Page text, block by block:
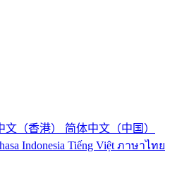
文（香港） 简体中文（中国）
Indonesia Tiếng Việt ภาษาไทย